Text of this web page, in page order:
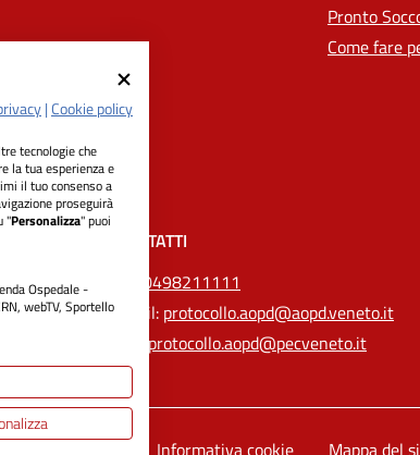
Pronto
Come fare
CONTATTI
0498211111
Email: protocollo.aopd@aopd.veneto.it
protocollo.aopd@pecveneto.it
Informativa cookie Mappa del
|Cookie policy
tecnologie che
la tua esperienza e
il tuo consenso a
proseguirà
"Personalizza" puoi
Ospedale -
webTV, Sportello